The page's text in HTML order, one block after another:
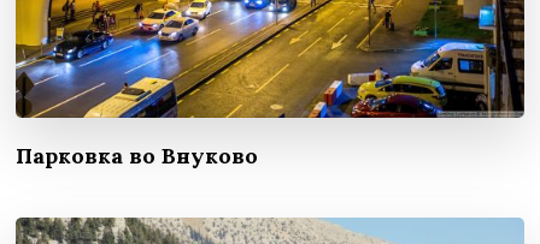
Парковка во Внуково